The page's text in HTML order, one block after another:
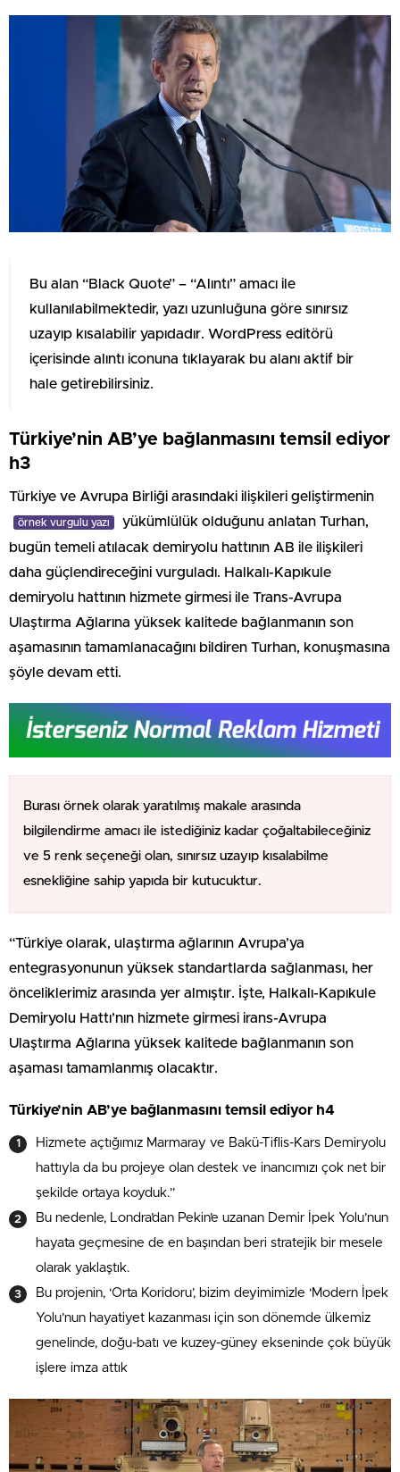
Bu alan “Black Quote” – “Alıntı” amacı ile
kullanılabilmektedir, yazı uzunluğuna göre sınırsız
uzayıp kısalabilir yapıdadır. WordPress editörü
içerisinde alıntı iconuna tıklayarak bu alanı aktif bir
hale getirebilirsiniz.
Türkiye’nin AB’ye bağlanmasını temsil ediyor
h3
Türkiye ve Avrupa Birliği arasındaki ilişkileri geliştirmenin
örnek vurgulu yazı
yükümlülük olduğunu anlatan Turhan,
bugün temeli atılacak demiryolu hattının AB ile ilişkileri
daha güçlendireceğini vurguladı. Halkalı-Kapıkule
demiryolu hattının hizmete girmesi ile Trans-Avrupa
Ulaştırma Ağlarına yüksek kalitede bağlanmanın son
aşamasının tamamlanacağını bildiren Turhan, konuşmasına
şöyle devam etti.
Burası örnek olarak yaratılmış makale arasında
bilgilendirme amacı ile istediğiniz kadar çoğaltabileceğiniz
ve 5 renk seçeneği olan, sınırsız uzayıp kısalabilme
esnekliğine sahip yapıda bir kutucuktur.
“Türkiye olarak, ulaştırma ağlarının Avrupa’ya
entegrasyonunun yüksek standartlarda sağlanması, her
önceliklerimiz arasında yer almıştır. İşte, Halkalı-Kapıkule
Demiryolu Hattı’nın hizmete girmesi irans-Avrupa
Ulaştırma Ağlarına yüksek kalitede bağlanmanın son
aşaması tamamlanmış olacaktır.
Türkiye’nin AB’ye bağlanmasını temsil ediyor h4
Hizmete açtığımız Marmaray ve Bakü-Tiflis-Kars Demiryolu
hattıyla da bu projeye olan destek ve inancımızı çok net bir
şekilde ortaya koyduk.”
Bu nedenle, Londra’dan Pekin’e uzanan Demir İpek Yolu’nun
hayata geçmesine de en başından beri stratejik bir mesele
olarak yaklaştık.
Bu projenin, ‘Orta Koridoru’, bizim deyimimizle ‘Modern İpek
Yolu’nun hayatiyet kazanması için son dönemde ülkemiz
genelinde, doğu-batı ve kuzey-güney ekseninde çok büyük
işlere imza attık